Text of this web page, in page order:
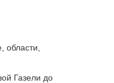
Газели до